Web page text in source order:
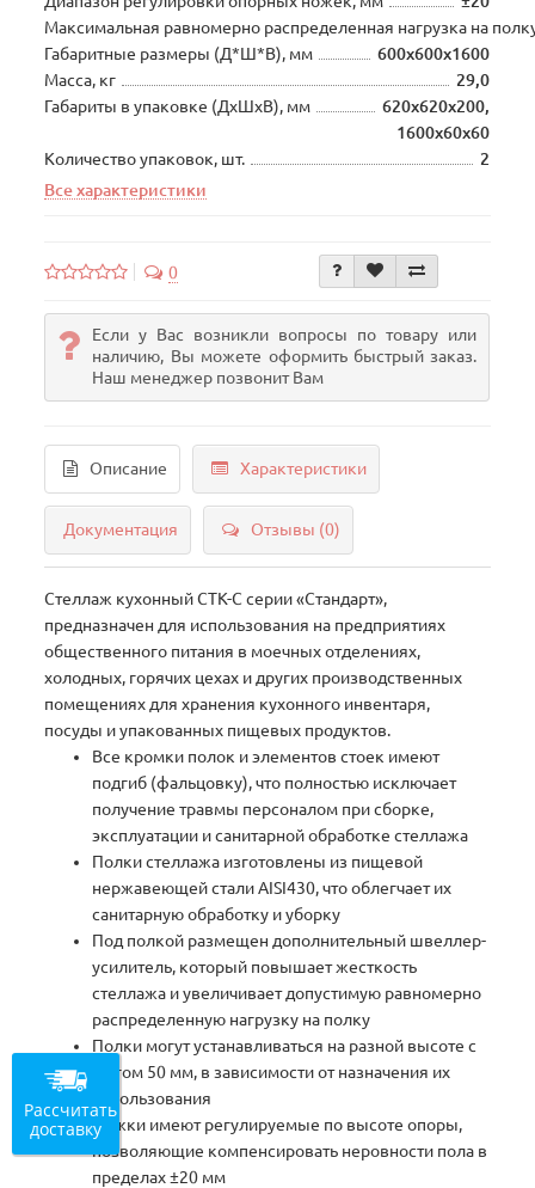
Максимальная равномерно распределенная нагрузка на
Габаритные размеры (Д*Ш*В), мм
600х600х1600
Масса, кг
29,0
Габариты в упаковке (ДхШхВ), мм
620х620х200,
1600х60х60
Количество упаковок, шт.
2
Все характеристики
0
Если у Вас возникли вопросы по товару или
наличию, Вы можете оформить быстрый заказ.
Наш менеджер позвонит Вам
Описание Характеристики
Документация Отзывы (0)
Стеллаж кухонный СТК-С серии «Стандарт»,
предназначен для использования на предприятиях
общественного питания в моечных отделениях,
холодных, горячих цехах и других производственных
помещениях для хранения кухонного инвентаря,
посуды и упакованных пищевых продуктов.
Все кромки полок и элементов стоек имеют
подгиб (фальцовку), что полностью исключает
получение травмы персоналом при сборке,
эксплуатации и санитарной обработке стеллажа
Полки стеллажа изготовлены из пищевой
нержавеющей стали AISI430, что облегчает их
санитарную обработку и уборку
Под полкой размещен дополнительный швеллер-
усилитель, который повышает жесткость
стеллажа и увеличивает допустимую равномерно
распределенную нагрузку на полку
Полки могут устанавливаться на разной высоте с
шагом 50 мм, в зависимости от назначения их
использования
Ножки имеют регулируемые по высоте опоры,
позволяющие компенсировать неровности пола в
пределах ±20 мм
Рассчитать
доставку